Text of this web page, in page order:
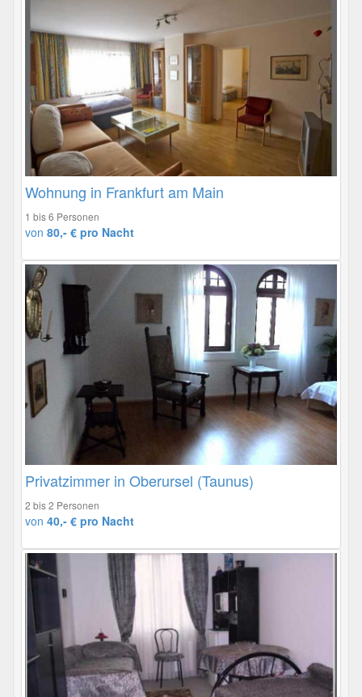
Wohnung in Frankfurt am Main
1 bis 6 Personen
von 80,- € pro Nacht
Privatzimmer in Oberursel (Taunus)
2 bis 2 Personen
von 40,- € pro Nacht